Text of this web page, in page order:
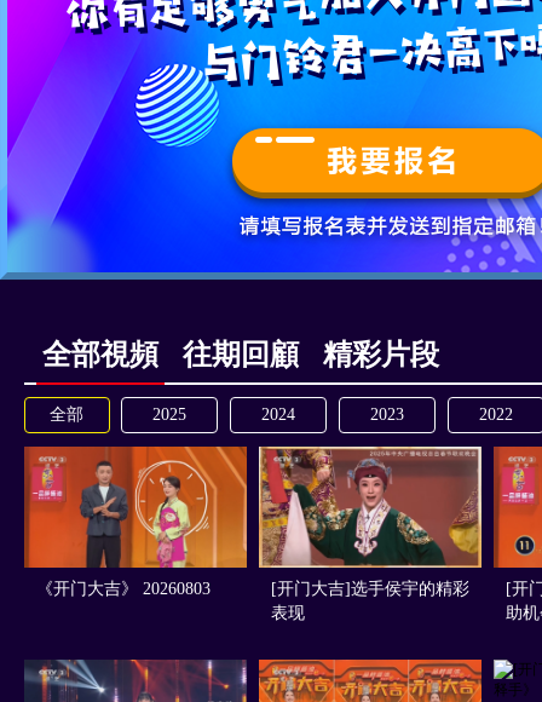
全部視頻 往期回顧 精彩片段
全部 2025 2024 2023 2022
《开门大吉》 20260803
[开门大吉]选手侯宇的精彩
表现
[开
助